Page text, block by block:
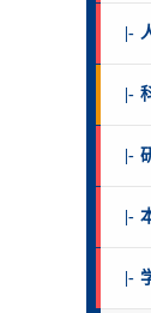
|-
|-
|-
|-
|-